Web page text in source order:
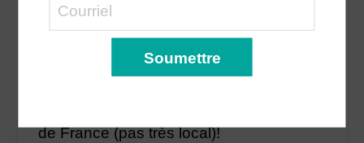
une bonne quantité de potassium qui
joue un rôle clé dans la prévention de
l’hypertension. Provenance : fabriquée
de France (pas très local)!